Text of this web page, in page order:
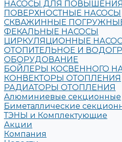
НАСОСЫ ДЛЯ
ПОВЕРХНОСТНЫЕ НАСОСЫ
СКВАЖИННЫЕ
ФЕКАЛЬНЫЕ НАСОСЫ
ЦИРКУЛЯЦИОННЫЕ
ОТОПИТЕЛЬНОЕ И
ОБОРУДОВАНИЕ
БОЙЛЕРЫ КОСВЕННОГО
КОНВЕКТОРЫ ОТОПЛЕНИЯ
РАДИАТОРЫ ОТОПЛЕНИЯ
Алюминиевые секционные
Биметаллические
ТЭНЫ и Комплектующие
Акции
Компания